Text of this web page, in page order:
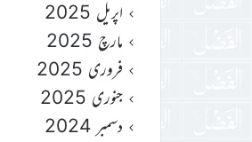
اپریل 2025
مارچ 2025
فروری 2025
جنوری 2025
دسمبر 2024